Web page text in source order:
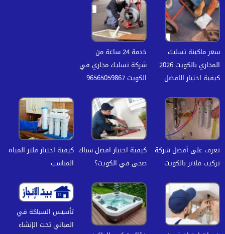
سعر ماكينة تسليك
المجاري بالكويت 2026
كيفية اختيار الافضل
خدمة 24 ساعة من
شركة تسليك مجاري في
الكويت 96565059867
تعرف على أفضل شركة
تركيب فلاتر بالكويت
كيفية اختيار افضل سباك
صحى في الكويت؟
كيفية اختيار فلتر المياه
المناسب
تأسيس السباكة في
المباني تحت الإنشاء